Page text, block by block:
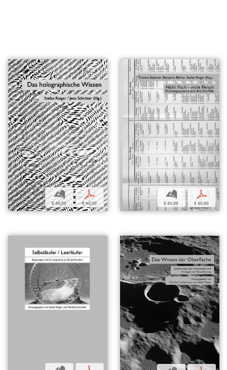
b
€ 40,00
p
€ 40,00
b
€ 40,00
p
€ 40,00